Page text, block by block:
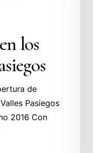
los
de
Pasiegos
2016 Con